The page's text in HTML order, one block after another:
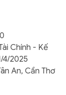
Chính - Kế
4/2025
An, Cần Thơ